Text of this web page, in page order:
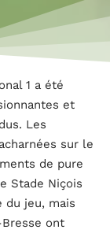
1 a été
et
Les
sur le
de pure
Stade Niçois
du jeu, mais
ont